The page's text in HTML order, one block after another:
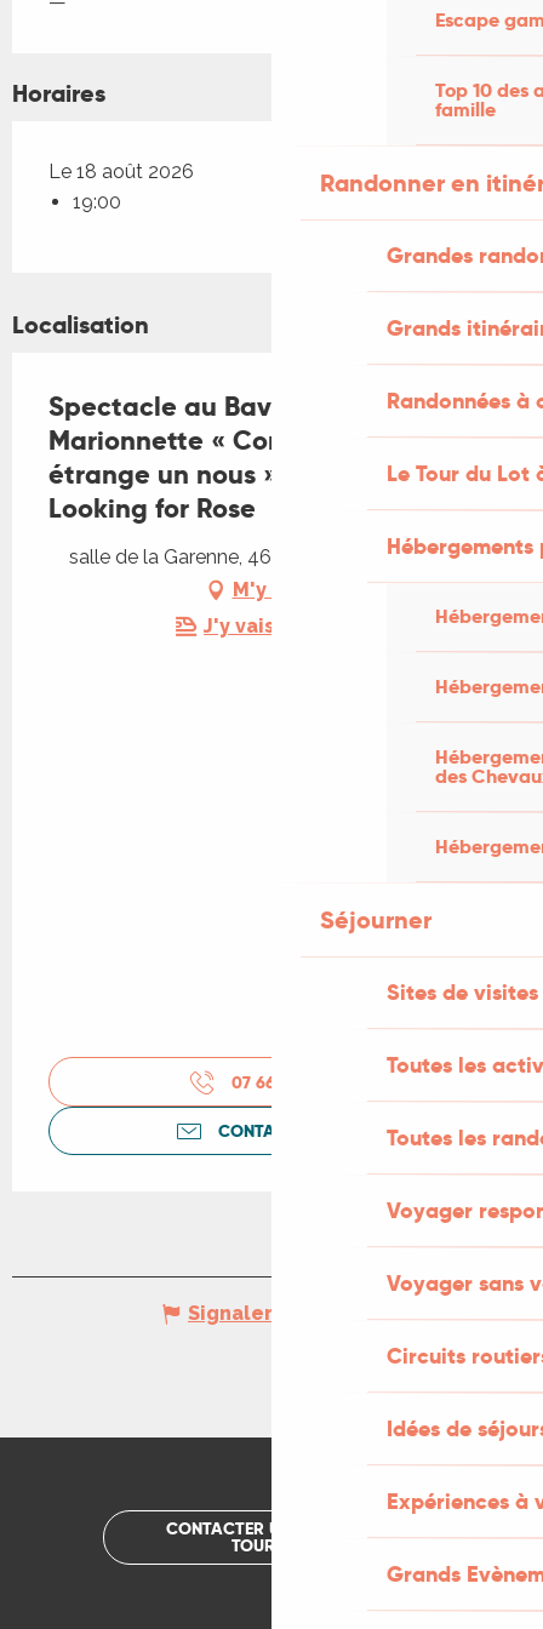
Escape
Top 10 des
famille
Randonner en
Grandes
Grands
Randonnées
Le Tour du Lot
des
Séjourner
Sites de visites
Toutes les
Toutes les
Voyager
Voyager sans
Circuits
Idées de
Expériences à
Grands
Horaires
Le 18 août 2026
19:00
Localisation
Spectacle au Bavardou : Théâtre
Marionnette « Comme c’est
étrange un nous », du collectif
Looking for Rose
salle de la Garenne, 46360 Les Pechs du Vers
M'y rendre
J'y vais en train !
07 66 34 78
CONTACTEZ-NOUS
Signaler une erreur
CONTACTER UN OFFICE DE
TOURISME